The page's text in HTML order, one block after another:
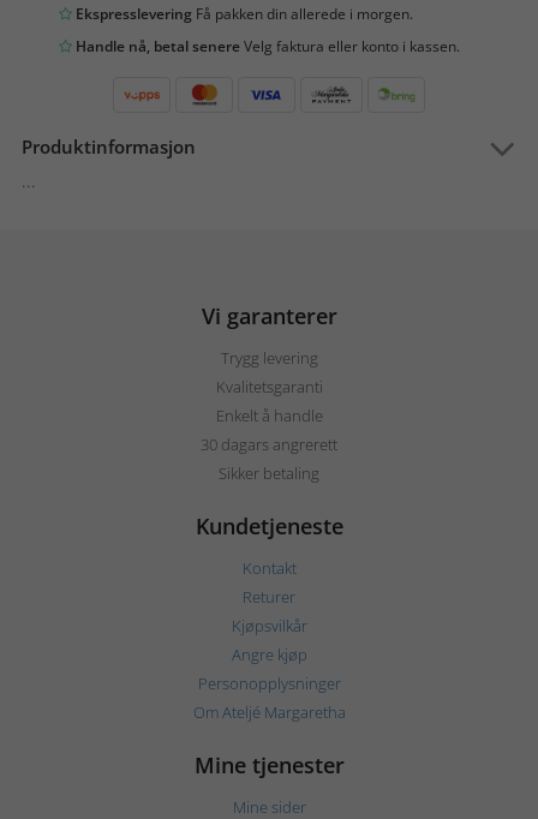
Ekspresslevering Få pakken din allerede i morgen.
Handle nå, betal senereVelg faktura eller konto i kassen.
Produktinformasjon
...
Vi garanterer
Trygg levering
Kvalitetsgaranti
Enkelt å handle
30 dagars angrerett
Sikker betaling
Kundetjeneste
Kontakt
Returer
Kjøpsvilkår
Angre kjøp
Personopplysninger
Om Ateljé Margaretha
Mine tjenester
Mine sider